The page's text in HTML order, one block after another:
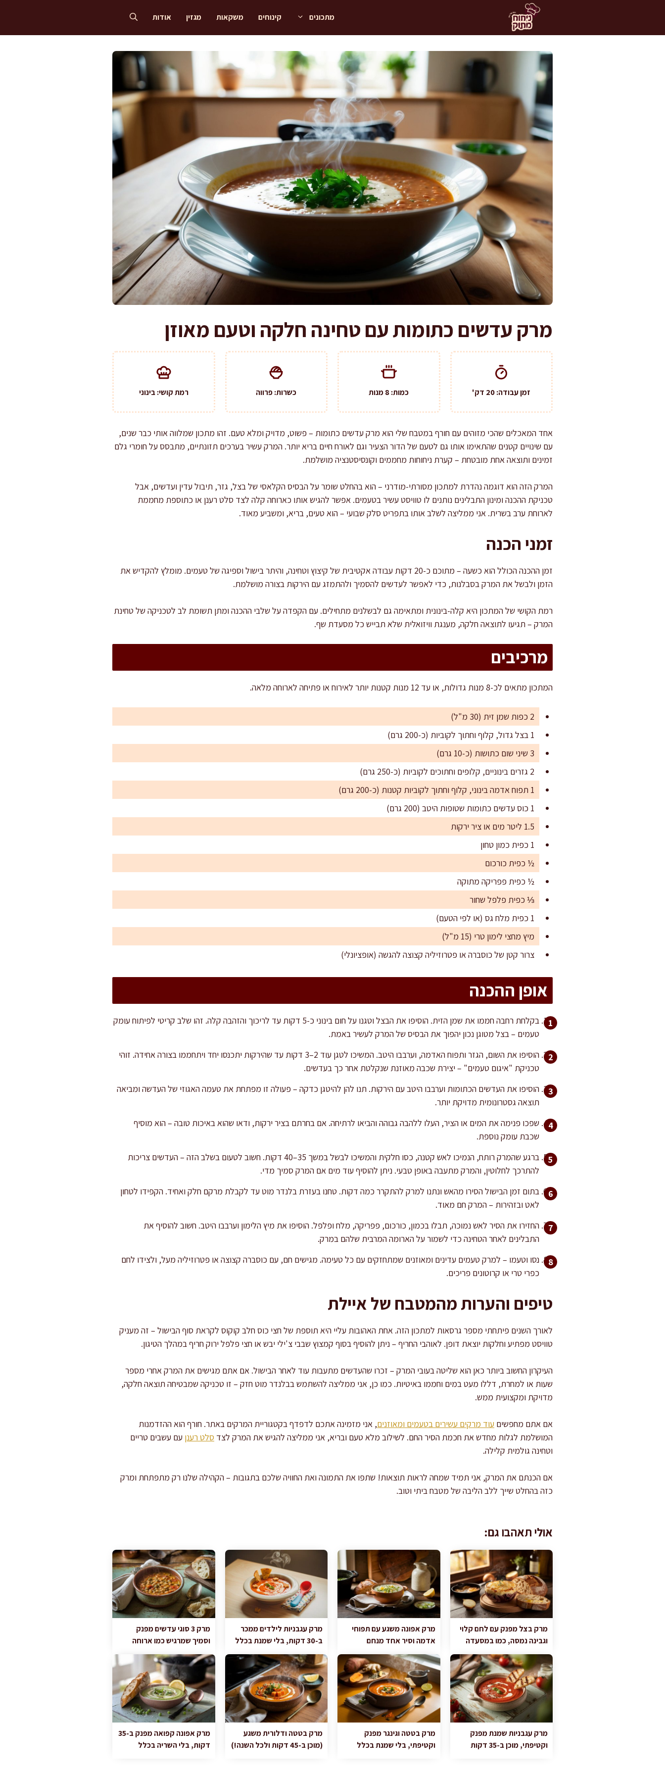
מתכונים קינוחים משקאות מגזין אודות
מרק עדשים כתומות עם טחינה חלקה וטעם מאוזן
זמן עבודה: 20 דק' כמות: 8 מנות כשרות: פרווה רמת קושי: בינוני
אחד המאכלים שהכי מזוהים עם חורף במטבח שלי הוא מרק עדשים כתומות – פשוט, מדויק ומלא טעם. זהו מתכון שמלווה אותי כבר שנים,
עם שינויים קטנים שהתאימו אותו גם לטעם של הדור הצעיר וגם לאורח חיים בריא יותר. המרק עשיר בערכים תזונתיים, מתבסס על חומרי גלם
זמינים ותוצאה אחת מובטחת – קערת ניחוחות מחממים וקונסיסטנציה מושלמת.
המרק הזה הוא דוגמה נהדרת למתכון מסורתי-מודרני – הוא בהחלט שומר על הבסיס הקלאסי של בצל, גזר, תיבול עדין ועדשים, אבל
טכניקת ההכנה ומינון התבלינים נותנים לו טוויסט עשיר בטעמים. אפשר להגיש אותו כארוחה קלה לצד סלט רענן או כתוספת מחממת
לארוחת ערב בשרית. אני ממליצה לשלב אותו בתפריט סלק שבועי – הוא טעים, בריא, ומשביע מאוד.
זמני הכנה
זמן ההכנה הכולל הוא כשעה – מתוכם כ-20 דקות עבודה אקטיבית של קיצוץ וטחינה, והיתר בישול וספיגה של טעמים. מומלץ להקדיש את
הזמן ולבשל את המרק בסבלנות, כדי לאפשר לעדשים להסמיך ולהתמזג עם הירקות בצורה מושלמת.
רמת הקושי של המתכון היא קלה-בינונית ומתאימה גם לבשלנים מתחילים. עם הקפדה על שלבי ההכנה ומתן תשומת לב לטכניקה של טחינת
המרק – תגיעו לתוצאה חלקה, מענגת וויזואלית שלא תבייש כל מסעדת שף.
מרכיבים
המתכון מתאים לכ-8 מנות גדולות, או עד 12 מנות קטנות יותר לאירוח או פתיחה לארוחה מלאה.
2 כפות שמן זית (30 מ"ל)
1 בצל גדול, קלוף וחתוך לקוביות (כ-200 גרם)
3 שיני שום כתושות (כ-10 גרם)
2 גזרים בינוניים, קלופים וחתוכים לקוביות (כ-250 גרם)
1 תפוח אדמה בינוני, קלוף וחתוך לקוביות קטנות (כ-200 גרם)
1 כוס עדשים כתומות שטופות היטב (200 גרם)
1.5 ליטר מים או ציר ירקות
1 כפית כמון טחון
½ כפית כורכום
½ כפית פפריקה מתוקה
⅓ כפית פלפל שחור
1 כפית מלח גס (או לפי הטעם)
מיץ מחצי לימון טרי (15 מ"ל)
צרור קטן של כוסברה או פטרוזיליה קצוצה להגשה (אופציונלי)
אופן ההכנה
בקלחת רחבה חממו את שמן הזית. הוסיפו את הבצל וטגנו על חום בינוני כ-5 דקות עד לריכוך והזהבה קלה. זהו שלב קריטי לפיתוח עומק
טעמים – בצל מטוגן נכון יהפוך את הבסיס של המרק לעשיר באמת.
הוסיפו את השום, הגזר ותפוח האדמה, וערבבו היטב. המשיכו לטגן עוד 2–3 דקות עד שהירקות יתכנסו יחד ויתחממו בצורה אחידה. זוהי
טכניקת "איגום טעמים" – יצירת שכבה מאוזנת שנקלטת אחר כך בעדשים.
הוסיפו את העדשים הכתומות וערבבו היטב עם הירקות. תנו להן להיטגן כדקה – פעולה זו מפתחת את טעמה האגוזי של העדשה ומביאה
תוצאה גסטרונומית מדויקת יותר.
שפכו פנימה את המים או הציר, העלו ללהבה גבוהה והביאו לרתיחה. אם בחרתם בציר ירקות, ודאו שהוא באיכות טובה – הוא מוסיף
שכבת עומק נוספת.
ברגע שהמרק רותח, הנמיכו לאש קטנה, כסו חלקית והמשיכו לבשל במשך 35–40 דקות. חשוב לטעום בשלב הזה – העדשים צריכות
להתרכך לחלוטין, והמרק מתעבה באופן טבעי. ניתן להוסיף עוד מים אם המרק סמיך מדי.
בתום זמן הבישול הסירו מהאש ונתנו למרק להתקרר כמה דקות. טחנו בעזרת בלנדר מוט עד לקבלת מרקם חלק ואחיד. הקפידו לטחון
לאט ובזהירות – המרק חם מאוד.
החזירו את הסיר לאש נמוכה, תבלו בכמון, כורכום, פפריקה, מלח ופלפל. הוסיפו את מיץ הלימון וערבבו היטב. חשוב להוסיף את
התבלינים לאחר הטחינה כדי לשמור על הארומה המרבית שלהם במרק.
נסו וטעמו – למרק טעמים עדינים ומאוזנים שמתחזקים עם כל טעימה. מגישים חם, עם כוסברה קצוצה או פטרוזיליה מעל, ולצידו לחם
כפרי טרי או קרוטונים פריכים.
טיפים והערות מהמטבח של איילת
לאורך השנים פיתחתי מספר גרסאות למתכון הזה. אחת האהובות עליי היא תוספת של חצי כוס חלב קוקוס לקראת סוף הבישול – זה מעניק
טוויסט מפתיע וחלקות יוצאת דופן. לאוהבי החריף – ניתן להוסיף בסוף קמצוץ שבבי צ'ילי יבש או חצי פלפל ירוק חריף במהלך הטיגון.
העיקרון החשוב ביותר כאן הוא שליטה בעובי המרק – זכרו שהעדשים מתעבות עוד לאחר הבישול. אם אתם מגישים את המרק אחרי מספר
שעות או למחרת, דללו מעט במים וחממו באיטיות. כמו כן, אני ממליצה להשתמש בבלנדר מוט חזק – זו טכניקה שמבטיחה תוצאה חלקה,
מדויקת ומקצועית ממש.
אם אתם מחפשים עוד מרקים עשירים בטעמים ומאוזנים, אני מזמינה אתכם לדפדף בקטגוריית המרקים באתר. חורף הוא ההזדמנות
המושלמת לגלות מחדש את חכמת הסיר החם. לשילוב מלא טעם ובריא, אני ממליצה להגיש את המרק לצד סלט רענן עם עשבים טריים
וטחינה גולמית קלילה.
אם הכנתם את המרק, אני תמיד שמחה לראות תוצאות! שתפו את התמונה ואת החוויה שלכם בתגובות – הקהילה שלנו רק מתפתחת ומרק
כזה בהחלט שייך ללב הליבה של מטבח ביתי וטוב.
אולי תאהבו גם:
מרק בצל מפנק עם לחם קלוי
וגבינה נמסה, כמו במסעדה
מרק אפונה משגע עם תפוחי
אדמה וסיר אחד מנחם
מרק עגבניות לילדים ממכר
ב-30 דקות, בלי שמנת בכלל
מרק 3 סוגי עדשים מפנק
וסמיך שמרגיש כמו ארוחה
מרק עגבניות שמנת מפנק
וקטיפתי, מוכן ב-35 דקות
מרק בטטה וגינגר מפנק
וקטיפתי, בלי שמנת בכלל
מרק בטטה ודלורית משגע
(מוכן ב-45 דקות ולכל השנה!)
מרק אפונה קפואה מפנק ב-35
דקות, בלי השריה בכלל